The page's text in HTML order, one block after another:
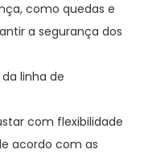
como quedas e
a segurança dos
linha de
com flexibilidade
acordo com as